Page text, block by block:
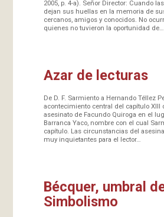
2005, p. 4-a). Señor Director: Cuando
dejan sus huellas en la memoria de
cercanos, amigos y conocidos. No
quienes no tuvieron la oportunidad de…
Azar de lecturas
De D. F. Sarmiento a Hernando Téllez
acontecimiento central del capítulo XIII
asesinato de Facundo Quiroga en el
Barranca Yaco, nombre con el cual
capítulo. Las circunstancias del
muy inquietantes para el lector…
Bécquer, umbral
Simbolismo